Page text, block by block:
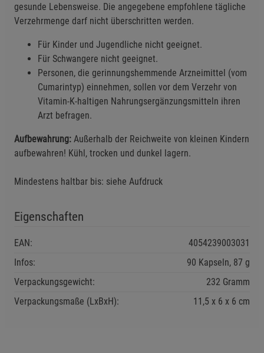
gesunde Lebensweise. Die angegebene empfohlene tägliche
Verzehrmenge darf nicht überschritten werden.
Für Kinder und Jugendliche nicht geeignet.
Für Schwangere nicht geeignet.
Personen, die gerinnungshemmende Arzneimittel (vom
Cumarintyp) einnehmen, sollen vor dem Verzehr von
Vitamin-K-haltigen Nahrungsergänzungsmitteln ihren
Arzt befragen.
Aufbewahrung: Außerhalb der Reichweite von kleinen Kindern
aufbewahren! Kühl, trocken und dunkel lagern.
Mindestens haltbar bis: siehe Aufdruck
Eigenschaften
EAN:
4054239003031
Infos:
90 Kapseln, 87 g
Verpackungsgewicht:
232 Gramm
Verpackungsmaße (LxBxH):
11,5 6 6 cm
Notwendige Cookies (5)
Beschreibung Notwendige Cookies
Cookie-Informationenanzeigen
Funktionale Cookies (1) Funktionale
Beschreibung Funktionale Cookies
Cookie-Informationen
Statistik Cookies (2)
Beschreibung Marketing Cookies